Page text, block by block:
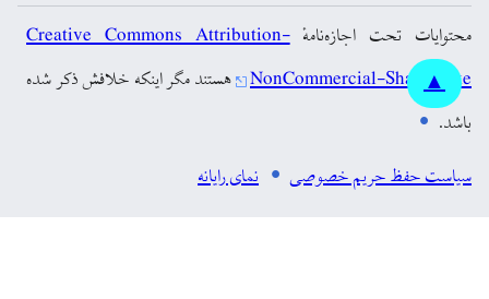
▲
محتوایات تحت اجازه‌نامهٔCreative Commons Attribution-
NonCommercial-ShareAlike هستند مگر اینکه خلافش ذکر شده
باشد.
سیاست حفظ حریم خصوصی
نمای رایانه